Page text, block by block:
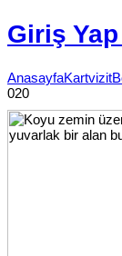
Giriş
AnasayfaKartvizit
020